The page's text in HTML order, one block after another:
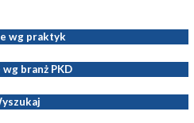
wg praktyk
branż PKD